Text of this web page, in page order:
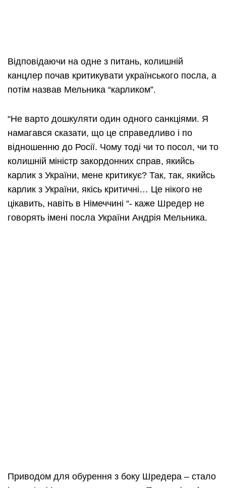
Відповідаючи на одне з питань, колишній
канцлер почав критикувати українського посла, а
потім назвав Мельника “карликом”.
“Не варто дошкуляти один одного санкціями. Я
намагався сказати, що це справедливо і по
відношенню до Росії. Чому тоді чи то посол, чи то
колишній міністр закордонних справ, якийсь
карлик з України, мене критикує? Так, так, якийсь
карлик з України, якісь критичні… Це нікого не
цікавить, навіть в Німеччині “- каже Шредер не
говорять імені посла України Андрія Мельника.
Приводом для обурення з боку Шредера – стало